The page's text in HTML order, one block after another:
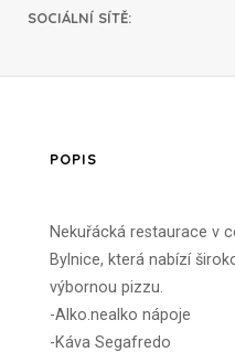
SOCIÁLNÍ SÍTĚ:
POPIS
Nekuřácká restaurace v
Bylnice, která nabízí
výbornou pizzu.
-Alko.nealko nápoje
-Káva Segafredo